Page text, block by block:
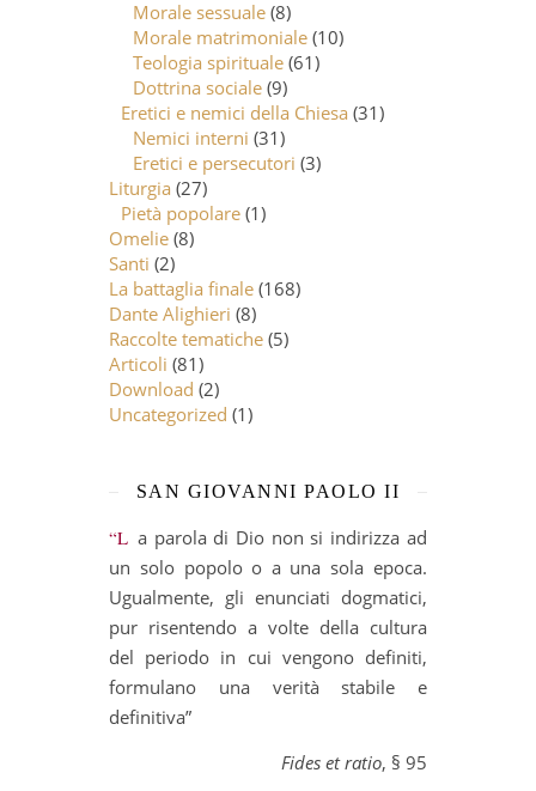
Morale sessuale (8)
Morale matrimoniale (10)
Teologia spirituale (61)
Dottrina sociale (9)
Eretici e nemici della Chiesa (31)
Nemici interni (31)
Eretici e persecutori (3)
Liturgia (27)
Pietà popolare (1)
Omelie (8)
Santi (2)
La battaglia finale (168)
Dante Alighieri (8)
Raccolte tematiche (5)
Articoli (81)
Download (2)
Uncategorized (1)
SAN GIOVANNI PAOLO II
“La parola di Dio non si indirizza ad
un solo popolo o a una sola epoca.
Ugualmente, gli enunciati dogmatici,
pur risentendo a volte della cultura
del periodo in cui vengono definiti,
formulano una verità stabile e
definitiva”
Fides et ratio, § 95